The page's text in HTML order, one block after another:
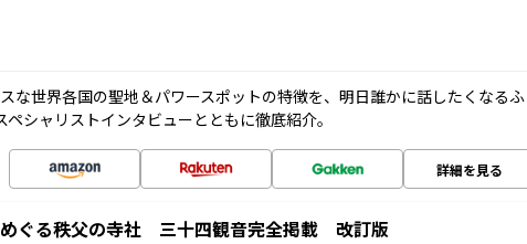
な世界各国の聖地＆パワースポットの特徴を、明日誰かに話したくなるふ
ペシャリストインタビューとともに徹底紹介。
詳細を見る
ぐる秩父の寺社 三十四観音完全掲載 改訂版